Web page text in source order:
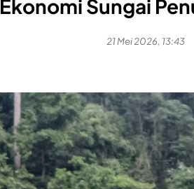
Ekonomi Sungai
21 Mei 2026, 13:43